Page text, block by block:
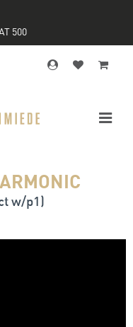
500
w/p1)